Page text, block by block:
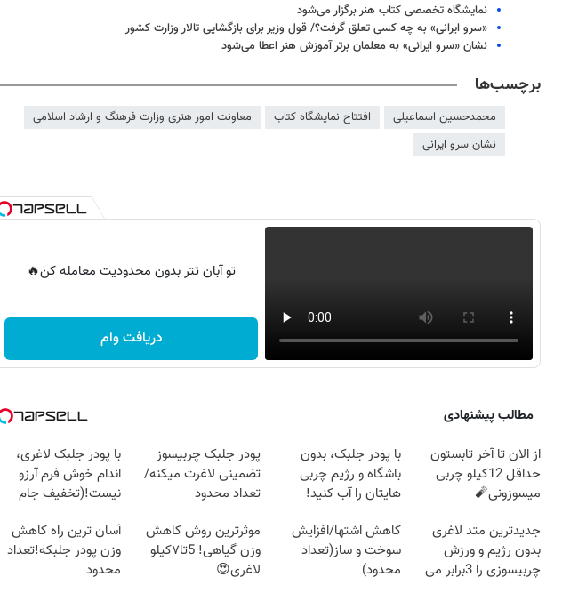
نمایشگاه تخصصی کتاب هنر برگزار می‌شود
«سرو ایرانی» به چه کسی تعلق گرفت؟/ قول وزیر برای بازگشایی تالار وزارت کشور
نشان «سرو ایرانی» به معلمان برتر آموزش هنر اعطا می‌شود
برچسب‌ها
محمدحسین اسماعیلی افتتاح نمایشگاه کتاب
معاونت امور هنری وزارت فرهنگ و ارشاد اسلامی
نشان سرو ایرانی
تو آبان تتر بدون محدودیت معامله کن🔥
دریافت وام
مطالب پیشنهادی
از الان تا آخر تابستون
حداقل 12کیلو چربی
میسوزونی🧨
با پودر جلبک، بدون
باشگاه و رژیم چربی
هایتان را آب کنید!
پودر جلبک چربیسوز
تضمینی لاغرت میکنه/
تعداد محدود
با پودر جلبک لاغری،
اندام خوش فرم آرزو
نیست!(تخفیف جام
جدیدترین متد لاغری
بدون رژیم و ورزش
چربیسوزی را 3برابر می
کاهش اشتها/افزایش
سوخت و ساز(تعداد
محدود)
موثرترین روش کاهش
وزن گیاهی! 5تا۷کیلو
لاغری😍
آسان ترین راه کاهش
وزن پودر جلبکه!تعداد
محدود